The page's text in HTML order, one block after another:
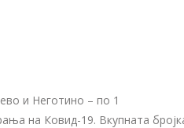
и Неготино – по 1
на Ковид-19. Вкупната